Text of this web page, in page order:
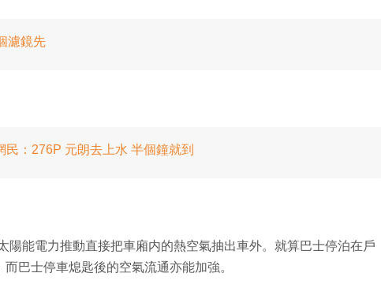
濾鏡先
：276P 元朗去上水 半個鐘就到
陽能電力推動直接把車廂内的熱空氣抽出車外。就算巴士停泊在戶
巴士停車熄匙後的空氣流通亦能加強。